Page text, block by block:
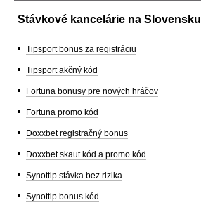
Stávkové kancelárie na Slovensku
Tipsport bonus za registráciu
Tipsport akčný kód
Fortuna bonusy pre nových hráčov
Fortuna promo kód
Doxxbet registračný bonus
Doxxbet skaut kód a promo kód
Synottip stávka bez rizika
Synottip bonus kód